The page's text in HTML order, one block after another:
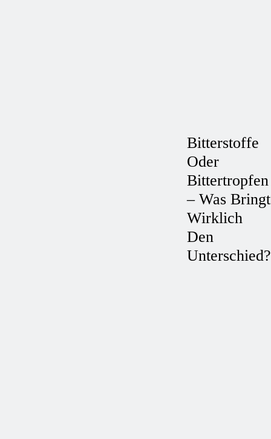
Bitterstoffe
Oder
Bittertropfen
– Was Bringt
Wirklich
Den
Unterschied?